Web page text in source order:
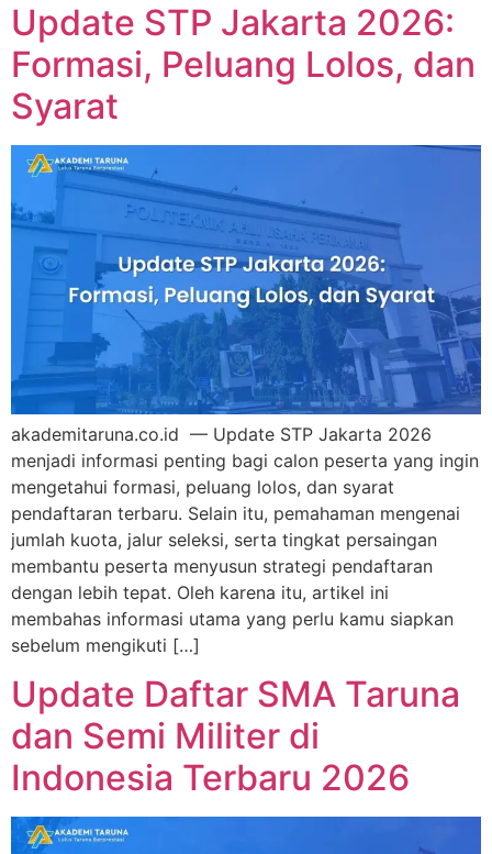
Update STP Jakarta 2026:
Formasi, Peluang Lolos, dan
Syarat
akademitaruna.co.id — Update STP Jakarta 2026
menjadi informasi penting bagi calon peserta yang ingin
mengetahui formasi, peluang lolos, dan syarat
pendaftaran terbaru. Selain itu, pemahaman mengenai
jumlah kuota, jalur seleksi, serta tingkat persaingan
membantu peserta menyusun strategi pendaftaran
dengan lebih tepat. Oleh karena itu, artikel ini
membahas informasi utama yang perlu kamu siapkan
sebelum mengikuti […]
Update Daftar SMA Taruna
dan Semi Militer di
Indonesia Terbaru 2026